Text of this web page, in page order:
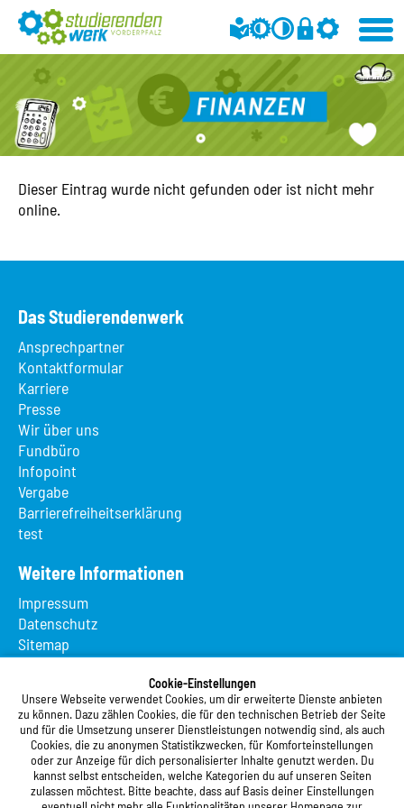
Cookie-Einstellungen
Unsere Webseite verwendet Cookies, um dir erweiterte Dienste anbieten
zu können. Dazu zählen Cookies, die für den technischen Betrieb der Seite
und für die Umsetzung unserer Dienstleistungen notwendig sind, als auch
Cookies, die zu anonymen Statistikzwecken, für Komforteinstellungen
oder zur Anzeige für dich personalisierter Inhalte genutzt werden. Du
kannst selbst entscheiden, welche Kategorien du auf unseren Seiten
zulassen möchtest. Bitte beachte, dass auf Basis deiner Einstellungen
Dieser Eintrag wurde nicht gefunden oder ist nicht mehr
online.
Das Studierendenwerk
Ansprechpartner
Kontaktformular
Karriere
Presse
Wir über uns
Fundbüro
Infopoint
Vergabe
Barrierefreiheitserklärung
test
Weitere Informationen
Impressum
Datenschutz
Sitemap
Suche
Registrierung
Studierendenwerk Vorderpfalz
Studierendenwerk Vorderpfalz
Anstalt des öffentlichen Rechts